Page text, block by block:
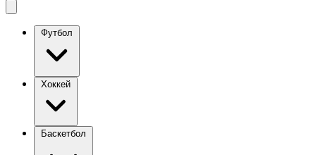
Футбол
Хоккей
Баскетбол